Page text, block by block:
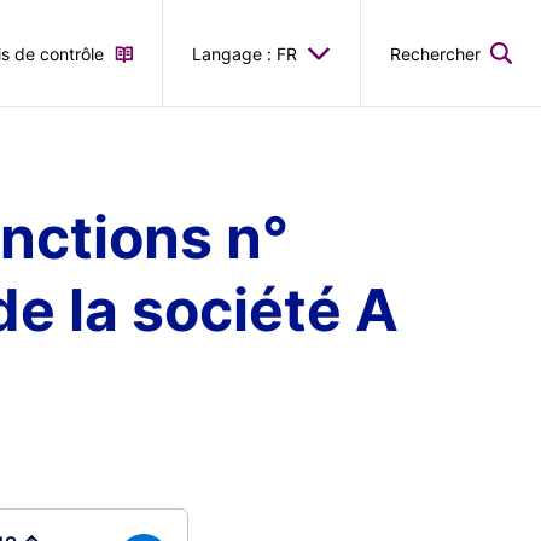
de contrôle Langage : FR Rechercher
n°
la société A